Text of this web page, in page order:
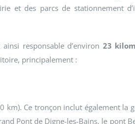
et des parcs de stationnement
ainsi responsable d’environ 23
principalement :
km). Ce tronçon inclut également la
Pont de Digne-les-Bains, le pont